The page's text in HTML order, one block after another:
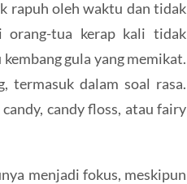
rapuh oleh waktu dan tidak
orang-tua kerap kali tidak
kembang gula yang memikat.
termasuk dalam soal rasa.
candy floss, atau fairy
menjadi fokus, meskipun